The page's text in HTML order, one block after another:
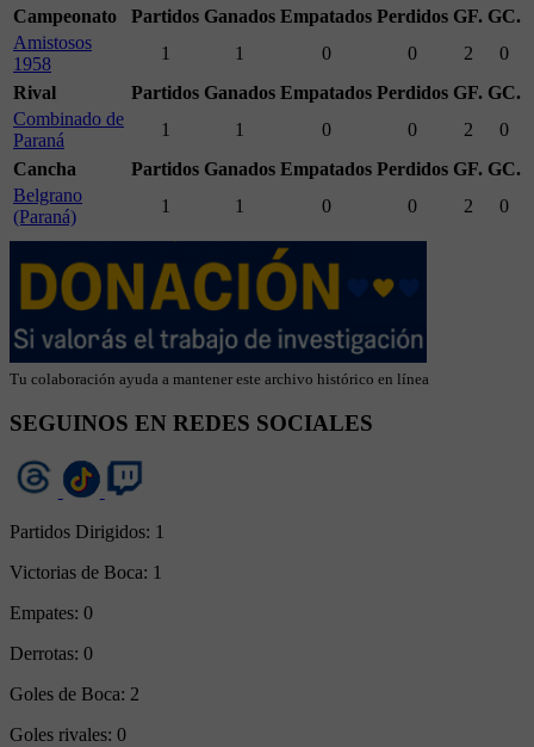
Campeonato Partidos Ganados Empatados Perdidos GF. GC.
Amistosos
1958
1 1 0 0 2
0
Rival
Partidos Ganados Empatados Perdidos GF. GC.
Combinado de
Paraná
1 1 0 0 2
0
Cancha
Partidos Ganados Empatados Perdidos GF. GC.
Belgrano
(Paraná)
1 1 0 0 2 0
Tu colaboración ayuda a mantener este archivo histórico en línea
SEGUINOS EN REDES SOCIALES
Partidos Dirigidos: 1
Victorias de Boca: 1
Empates: 0
Derrotas: 0
Goles de Boca: 2
Goles rivales: 0